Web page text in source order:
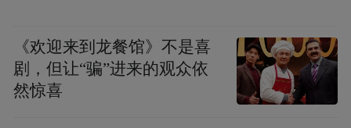
《欢迎来到龙餐馆》不是喜
剧，但让“骗”进来的观众依
然惊喜